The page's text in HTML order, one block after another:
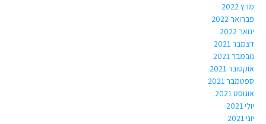
מרץ 2022
פברואר 2022
ינואר 2022
דצמבר 2021
נובמבר 2021
אוקטובר 2021
ספטמבר 2021
אוגוסט 2021
יולי 2021
יוני 2021